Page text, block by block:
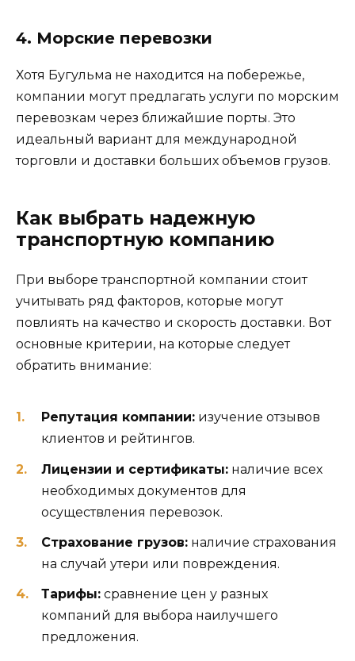
4. Морские перевозки
Хотя Бугульма не находится на побережье,
компании могут предлагать услуги по морским
перевозкам через ближайшие порты. Это
идеальный вариант для международной
торговли и доставки больших объемов грузов.
Как выбрать надежную
транспортную компанию
При выборе транспортной компании стоит
учитывать ряд факторов, которые могут
повлиять на качество и скорость доставки. Вот
основные критерии, на которые следует
обратить внимание:
Репутация компании: изучение отзывов
клиентов и рейтингов.
Лицензии и сертификаты: наличие всех
необходимых документов для
осуществления перевозок.
Страхование грузов: наличие страхования
на случай утери или повреждения.
Тарифы: сравнение цен у разных
компаний для выбора наилучшего
предложения.